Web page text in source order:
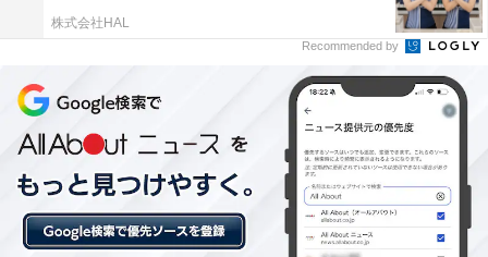
株式会社HAL
Recommended by